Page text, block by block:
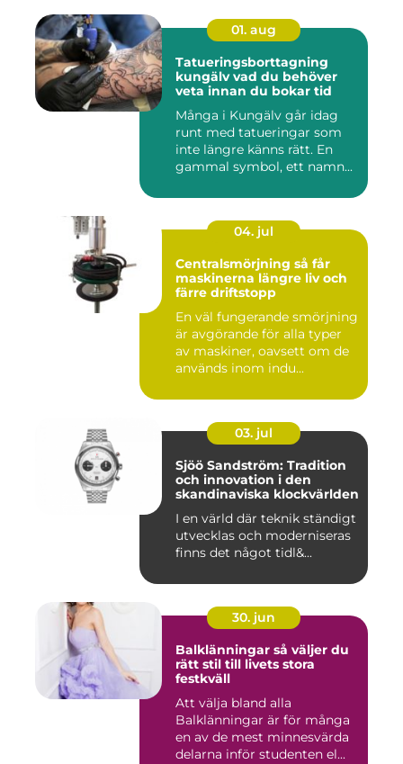
01. aug
Tatueringsborttagning
kungälv vad du behöver
veta innan du bokar tid
Många i Kungälv går idag
runt med tatueringar som
inte längre känns rätt. En
gammal symbol, ett namn...
04. jul
Centralsmörjning så får
maskinerna längre liv och
färre driftstopp
En väl fungerande smörjning
är avgörande för alla typer
av maskiner, oavsett om de
används inom indu...
03. jul
Sjöö Sandström: Tradition
och innovation i den
skandinaviska klockvärlden
I en värld där teknik ständigt
utvecklas och moderniseras
finns det något tidl&...
30. jun
Balklänningar så väljer du
rätt stil till livets stora
festkväll
Att välja bland alla
Balklänningar är för många
en av de mest minnesvärda
delarna inför studenten el...